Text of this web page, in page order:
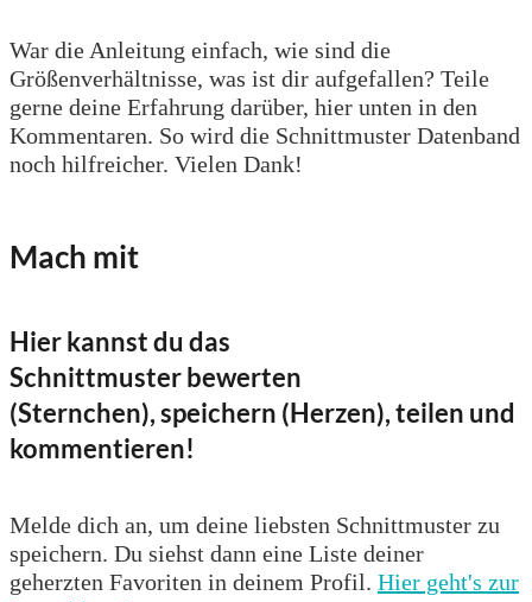
War die Anleitung einfach, wie sind die
Größenverhältnisse, was ist dir aufgefallen? Teile
gerne deine Erfahrung darüber, hier unten in den
Kommentaren. So wird die Schnittmuster Datenband
noch hilfreicher. Vielen Dank!
Mach mit
Hier kannst du das
Schnittmuster bewerten
(Sternchen), speichern (Herzen), teilen und
kommentieren!
Melde dich an, um deine liebsten Schnittmuster zu
speichern. Du siehst dann eine Liste deiner
geherzten Favoriten in deinem Profil. Hier geht's zur